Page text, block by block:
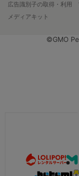
広告識別子の取得・利用
メディアキット
©GMO